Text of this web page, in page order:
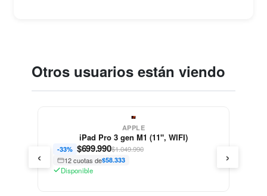
Otros usuarios están viendo
APPLE
iPad Pro 3 gen M1 (11", WIFI)
-33% $699.990$1.049.990
12 cuotas de$58.333
Disponible
‹ ›